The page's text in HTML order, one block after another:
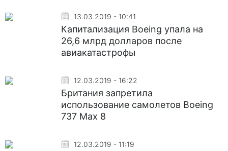
13.03.2019 - 10:41
Капитализация Boeing упала на
26,6 млрд долларов после
авиакатастрофы
12.03.2019 - 16:22
Британия запретила
использование самолетов Boeing
737 Max 8
12.03.2019 - 11:19